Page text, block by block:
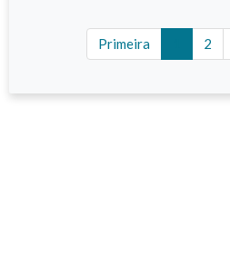
Primeira (current)
2